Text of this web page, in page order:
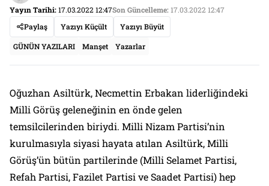
Yayın Tarihi:17.03.2022 12:47Son Güncelleme:17.03.2022 12:47
Paylaş
Yazıyı Küçült Yazıyı Büyüt
GÜNÜN YAZILARI Manşet Yazarlar
Oğuzhan Asiltürk, Necmettin Erbakan liderliğindeki
Milli Görüş geleneğinin en önde gelen
temsilcilerinden biriydi. Milli Nizam Partisi’nin
kurulmasıyla siyasi hayata atılan Asiltürk, Milli
Görüş’ün bütün partilerinde (Milli Selamet Partisi,
Refah Partisi, Fazilet Partisi ve Saadet Partisi) hep